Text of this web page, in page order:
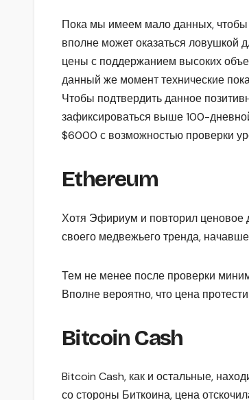
Пока мы имеем мало данных, чтобы
вполне может оказаться ловушкой
цены с поддержанием высоких
данный же момент технические
Чтобы подтвердить данное
зафиксироваться выше 100-
$6000 с возможностью проверки
Ethereum
Хотя Эфириум и повторил ценовое
своего медвежьего тренда,
Тем не менее после проверки
Вполне вероятно, что цена
Bitcoin Cash
Bitcoin Cash, как и остальные,
со стороны Биткоина, цена